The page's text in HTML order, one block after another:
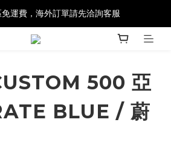
運費，海外訂單請先洽詢客服
500 亞
BLUE / 蔚